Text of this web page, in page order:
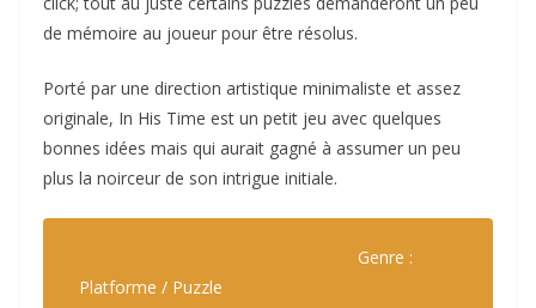
de mémoire au joueur pour être résolus.
Porté par une direction artistique minimaliste et assez
originale, In His Time est un petit jeu avec quelques
bonnes idées mais qui aurait gagné à assumer un peu
plus la noirceur de son intrigue initiale.
Genre :
Platforme / Puzzle